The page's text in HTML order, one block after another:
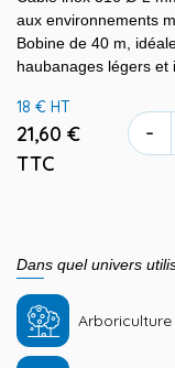
aux environnements
Bobine de 40 m,
haubanages légers et
18 € HT
21,60 €
TTC
-
Dans quel univers
Arboriculture